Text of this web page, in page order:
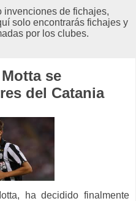
invenciones de fichajes,
solo encontrarás fichajes y
por los clubes.
se
del Catania
ha decidido finalmente